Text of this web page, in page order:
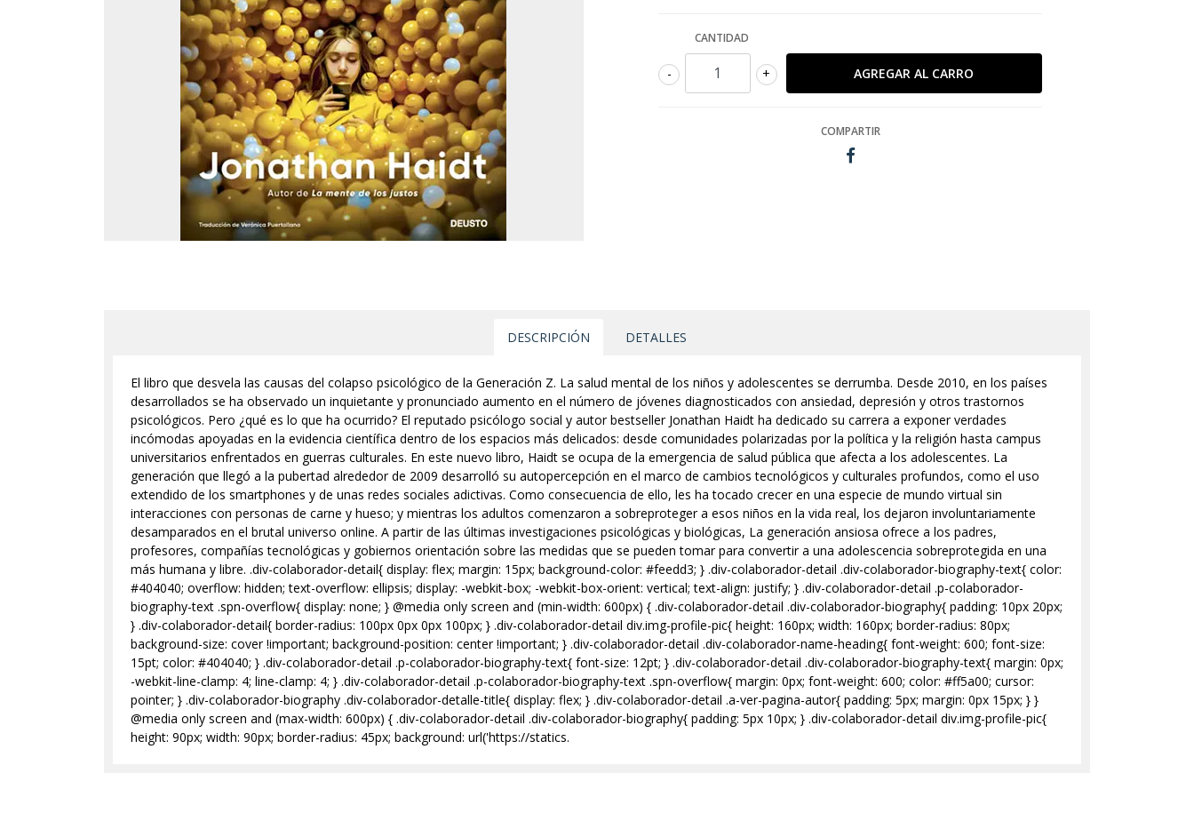
CANTIDAD
+
-
COMPARTIR
DESCRIPCIÓN DETALLES
El libro que desvela las causas del colapso psicológico de la Generación Z. La salud mental de los niños y adolescentes se derrumba. Desde 2010, en los países
desarrollados se ha observado un inquietante y pronunciado aumento en el número de jóvenes diagnosticados con ansiedad, depresión y otros trastornos
psicológicos. Pero ¿qué es lo que ha ocurrido? El reputado psicólogo social y autor bestseller Jonathan Haidt ha dedicado su carrera a exponer verdades
incómodas apoyadas en la evidencia científica dentro de los espacios más delicados: desde comunidades polarizadas por la política y la religión hasta campus
universitarios enfrentados en guerras culturales. En este nuevo libro, Haidt se ocupa de la emergencia de salud pública que afecta a los adolescentes. La
generación que llegó a la pubertad alrededor de 2009 desarrolló su autopercepción en el marco de cambios tecnológicos y culturales profundos, como el uso
extendido de los smartphones y de unas redes sociales adictivas. Como consecuencia de ello, les ha tocado crecer en una especie de mundo virtual sin
interacciones con personas de carne y hueso; y mientras los adultos comenzaron a sobreproteger a esos niños en la vida real, los dejaron involuntariamente
desamparados en el brutal universo online. A partir de las últimas investigaciones psicológicas y biológicas, La generación ansiosa ofrece a los padres,
profesores, compañías tecnológicas y gobiernos orientación sobre las medidas que se pueden tomar para convertir a una adolescencia sobreprotegida en una
más humana y libre. .div-colaborador-detail{ display: flex; margin: 15px; background-color: #feedd3; } .div-colaborador-detail .div-colaborador-biography-text{ color:
#404040; overflow: hidden; text-overflow: ellipsis; display: -webkit-box; -webkit-box-orient: vertical; text-align: justify; } .div-colaborador-detail .p-colaborador-
biography-text .spn-overflow{ display: none; } @media only screen and (min-width: 600px) { .div-colaborador-detail .div-colaborador-biography{ padding: 10px 20px;
} .div-colaborador-detail{ border-radius: 100px 0px 0px 100px; } .div-colaborador-detail div.img-profile-pic{ height: 160px; width: 160px; border-radius: 80px;
background-size: cover !important; background-position: center !important; } .div-colaborador-detail .div-colaborador-name-heading{ font-weight: 600; font-size:
15pt; color: #404040; } .div-colaborador-detail .p-colaborador-biography-text{ font-size: 12pt; } .div-colaborador-detail .div-colaborador-biography-text{ margin: 0px;
-webkit-line-clamp: 4; line-clamp: 4; } .div-colaborador-detail .p-colaborador-biography-text .spn-overflow{ margin: 0px; font-weight: 600; color: #ff5a00; cursor:
pointer; } .div-colaborador-biography .div-colaborador-detalle-title{ display: flex; } .div-colaborador-detail .a-ver-pagina-autor{ padding: 5px; margin: 0px 15px; } }
@media only screen and (max-width: 600px) { .div-colaborador-detail .div-colaborador-biography{ padding: 5px 10px; } .div-colaborador-detail div.img-profile-pic{
height: 90px; width: 90px; border-radius: 45px; background: url('https://statics.